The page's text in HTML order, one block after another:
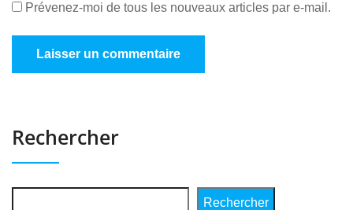
Prévenez-moi de tous les nouveaux articles par e-mail.
Rechercher
Rechercher